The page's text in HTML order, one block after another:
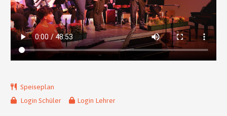
Speiseplan
Login Schüler
Login Lehrer